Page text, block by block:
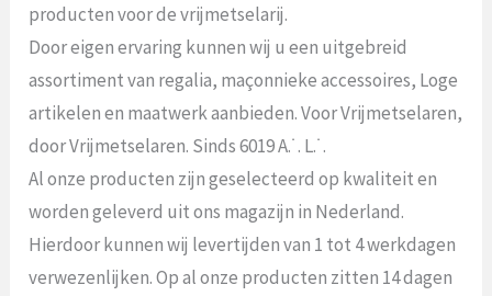
producten voor de vrijmetselarij.
Door eigen ervaring kunnen wij u een uitgebreid
assortiment van regalia, maçonnieke accessoires, Loge
artikelen en maatwerk aanbieden. Voor Vrijmetselaren,
door Vrijmetselaren. Sinds 6019 A.˙. L.˙.
Al onze producten zijn geselecteerd op kwaliteit en
worden geleverd uit ons magazijn in Nederland.
Hierdoor kunnen wij levertijden van 1 tot 4 werkdagen
verwezenlijken. Op al onze producten zitten 14 dagen